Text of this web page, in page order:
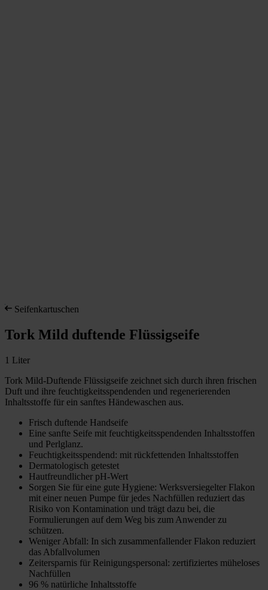
Seifenkartuschen
Tork Mild duftende Flüssigseife
1 Liter
Tork Mild-Duftende Flüssigseife zeichnet sich durch ihren frischen
Duft und ihre feuchtigkeitsspendenden und regenerierenden
Inhaltsstoffe für ein sanftes Händewaschen aus.
Frisch duftende Handseife
Eine sanfte Seife mit feuchtigkeitsspendenden Inhaltsstoffen
und Perlglanz.
Feuchtigkeitsspendend: mit rückfettenden Inhaltsstoffen
Dermatologisch getestet
Hautfreundlicher pH-Wert
Sorgen Sie für eine gute Hygiene: Werksversiegelter Flakon
mit einer neuen Pumpe für jedes Nachfüllen reduziert das
Risiko von Kontamination und trägt dazu bei, die
Formulierungen auf dem Weg bis zum Anwender zu
schützen.
Weniger Abfall: In sich zusammenfallender Flakon reduziert
das Abfallvolumen
Zeitersparnis für Reinigungspersonal: zertifiziertes müheloses
Nachfüllen
96 % natürliche Inhaltsstoffe